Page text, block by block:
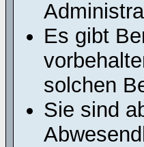
Es gibt
solchen
Sie sind